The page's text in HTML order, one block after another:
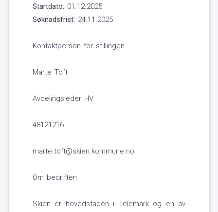
Startdato: 01.12.2025
Søknadsfrist: 24.11.2025
Kontaktperson for stillingen
Marte Toft
Avdelingsleder HV
48121216
marte.toft@skien.kommune.no
Om bedriften
Skien er hovedstaden i Telemark og en av